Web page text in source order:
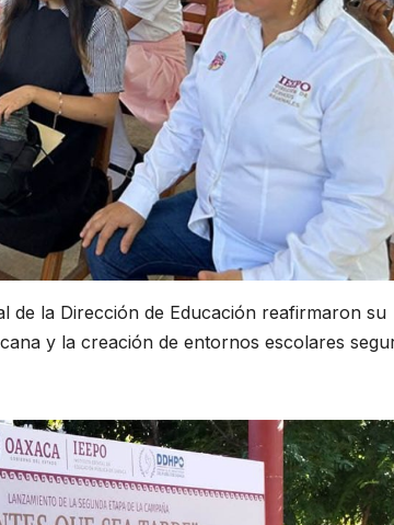
de la Dirección de Educación reafirmaron su
y la creación de entornos escolares